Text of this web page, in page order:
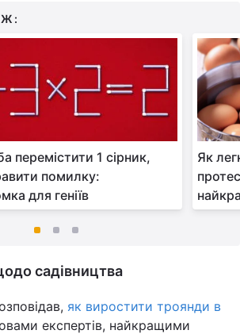
перемістити 1 сірник,
помилку:
для геніїв
Як
садівництва
як виростити троянди в
експертів, найкращими